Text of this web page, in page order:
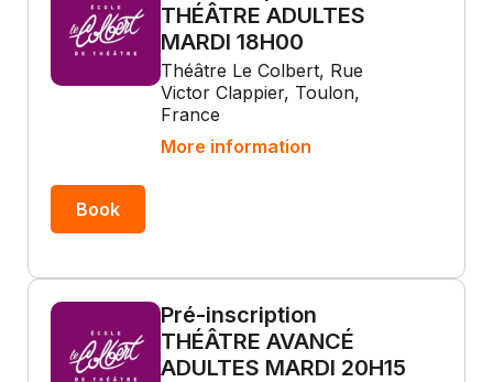
THÉÂTRE ADULTES
MARDI 18H00
Théâtre Le Colbert, Rue
Victor Clappier, Toulon,
France
More information
Book
Pré-inscription
THÉÂTRE AVANCÉ
ADULTES MARDI 20H15